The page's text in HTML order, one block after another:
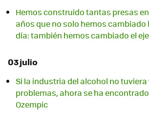
Hemos construido tantas presas
años que no solo hemos cambiado
día: también hemos cambiado el
03 julio
Si la industria del alcohol no
problemas, ahora se ha
Ozempic